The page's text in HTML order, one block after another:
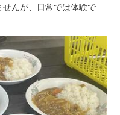
んが、日常では体験で